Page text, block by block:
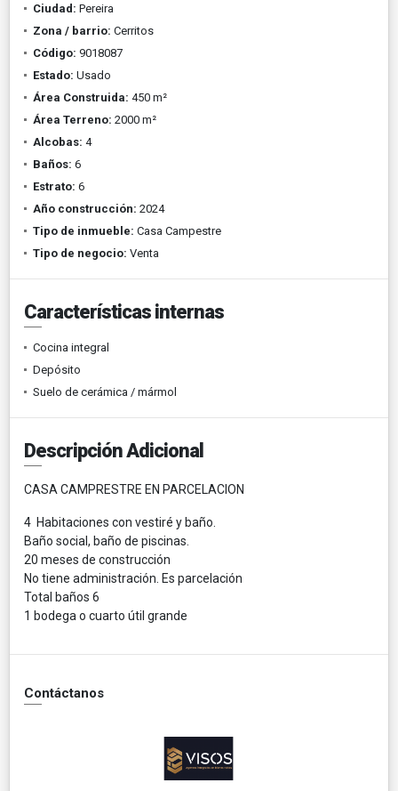
Ciudad: Pereira
Zona / barrio: Cerritos
Código: 9018087
Estado: Usado
Área Construida: 450 m²
Área Terreno: 2000 m²
Alcobas: 4
Baños: 6
Estrato: 6
Año construcción: 2024
Tipo de inmueble: Casa Campestre
Tipo de negocio: Venta
Características internas
Cocina integral
Depósito
Suelo de cerámica / mármol
Descripción Adicional
CASA CAMPRESTRE EN PARCELACION
4 Habitaciones con vestiré y baño.
Baño social, baño de piscinas.
20 meses de construcción
No tiene administración. Es parcelación
Total baños 6
1 bodega o cuarto útil grande
Contáctanos